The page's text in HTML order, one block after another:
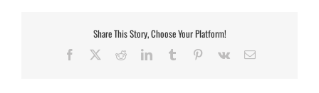
Share This Story, Choose Your Platform!
Facebook RedditLinkedInTumblr Pinterest
Vk Email